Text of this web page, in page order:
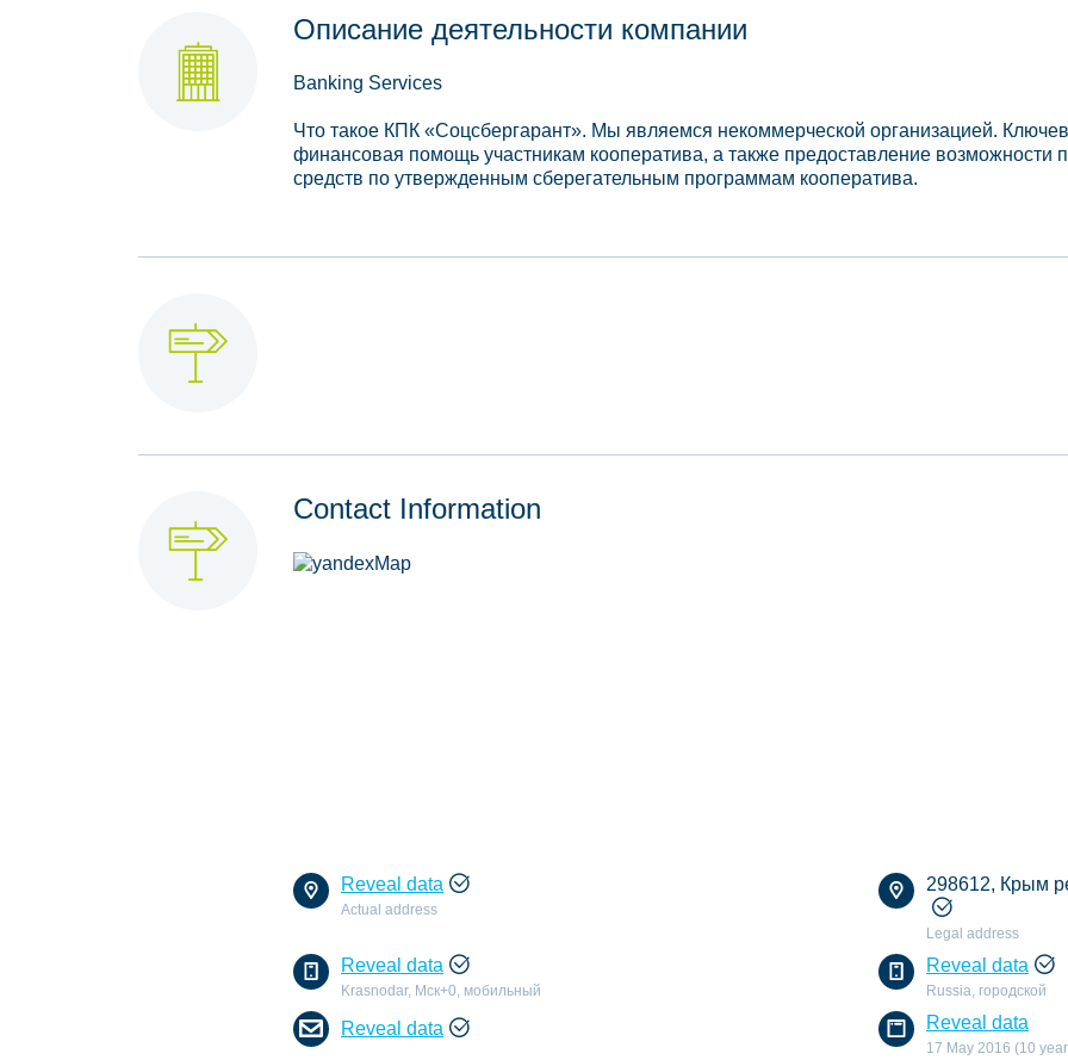
Описание деятельности компании
Banking Services
Что такое КПК «Соцсбергарант». Мы являемся некоммерческой организацией.
финансовая помощь участникам кооператива, а также предоставление возможности
средств по утвержденным сберегательным программам кооператива.
Contact Information
Reveal data
Actual address
298612, Крым
Legal address
Reveal data
Krasnodar, Мск+0, мобильный
Reveal data
Russia, городской
Reveal data Reveal data
17 May 2016 (10